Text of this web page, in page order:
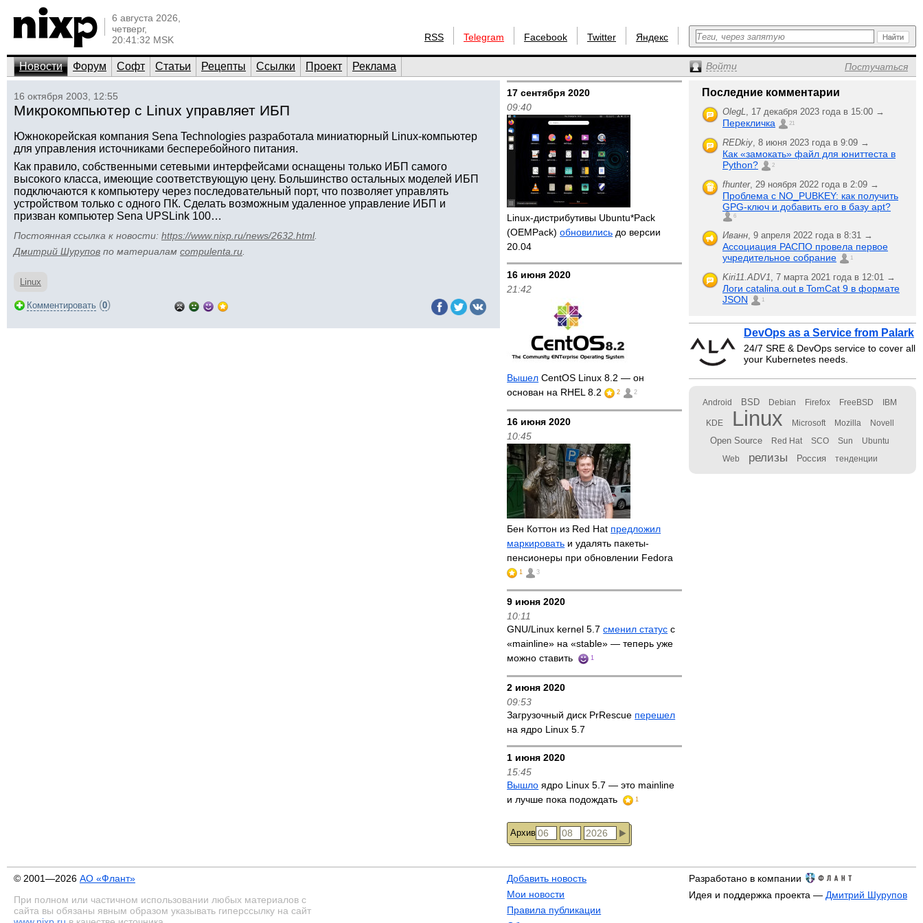
6 августа 2026,
четверг,
20:41:32 MSK
RSS Telegram Facebook Twitter Яндекс
Новости Форум Софт Статьи Рецепты Ссылки Проект Реклама Войти Постучаться
16 октября 2003, 12:55
Микрокомпьютер с Linux управляет ИБП
Южнокорейская компания Sena Technologies разработала миниатюрный Linux-компьютер
для управления источниками бесперебойного питания.
Как правило, собственными сетевыми интерфейсами оснащены только ИБП самого
высокого класса, имеющие соответствующую цену. Большинство остальных моделей ИБП
подключаются к компьютеру через последовательный порт, что позволяет управлять
устройством только с одного ПК. Сделать возможным удаленное управление ИБП и
призван компьютер Sena UPSLink 100…
Постоянная ссылка к новости: https://www.nixp.ru/news/2632.html.
Дмитрий Шурупов по материалам compulenta.ru
Linux
Комментировать (0)
17 сентября 2020
09:40
Linux-дистрибутивы Ubuntu*Pack
(OEMPack)обновились до версии
20.04
16 июня 2020
21:42
Вышел CentOS Linux 8.2 — он
основан на RHEL 8.2
2 2
16 июня 2020
10:45
Бен Коттон из Red Hat предложил
маркировать и удалять пакеты-
пенсионеры при обновлении Fedora
1 3
9 июня 2020
10:11
GNU/Linux kernel 5.7сменил статус с
«mainline» на «stable» — теперь уже
можно ставить
1
2 июня 2020
09:53
Загрузочный диск PrRescue перешел
на ядро Linux 5.7
1 июня 2020
15:45
Вышло ядро Linux 5.7 — это mainline
и лучше пока подождать
1
Архив
Последние комментарии
OlegL, 17 декабря 2023 года в 15:00 →
Перекличка 21
REDkiy, 8 июня 2023 года в 9:09 →
Как «замокать» файл для юниттеста в
Python?
2
fhunter, 29 ноября 2022 года в 2:09 →
Проблема с NO_PUBKEY: как получить
GPG-ключ и добавить его в базу apt?
6
Иванн, 9 апреля 2022 года в 8:31 →
Ассоциация РАСПО провела первое
учредительное собрание
1
Kiri11.ADV1, 7 марта 2021 года в 12:01 →
Логи catalina.out в TomCat 9 в формате
JSON
1
DevOps as a Service from Palark
24/7 SRE & DevOps service to cover all
your Kubernetes needs.
Android BSD Debian Firefox FreeBSD IBM
KDE Linux Microsoft Mozilla Novell
Open Source Red Hat SCO Sun Ubuntu
Web релизы Россия тенденции
© 2001—2026 АО «Флант»
При полном или частичном использовании любых материалов с
сайта вы обязаны явным образом указывать гиперссылку на сайт
Добавить новость
Мои новости
Правила публикации
Разработано в компании
Идея и поддержка проекта — Дмитрий Шурупов